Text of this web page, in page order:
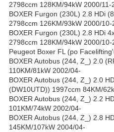
2798ccm 128KM/94kW 2000/11-
BOXER Furgon (230L) 2.8 HDi
2798ccm 126KM/93kW 2000/10-
BOXER Furgon (230L) 2.8 HDi
2798ccm 128KM/94kW 2000/10-
Peugeot Boxer FL (po
BOXER Autobus (244, Z_) 2.0
110KM/81kW 2002/04-
BOXER Autobus (244, Z_) 2.0
(DW10UTD)) 1997ccm 84KM/
BOXER Autobus (244, Z_) 2.2
101KM/74kW 2002/04-
BOXER Autobus (244, Z_) 2.8
145KM/107kW 2004/04-